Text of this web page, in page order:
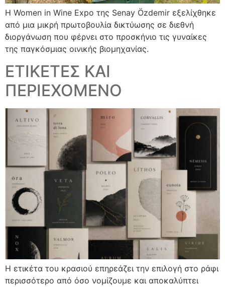
Η Women in Wine Expo της Senay Özdemir εξελίχθηκε
από μια μικρή πρωτοβουλία δικτύωσης σε διεθνή
διοργάνωση που φέρνει στο προσκήνιο τις γυναίκες
της παγκόσμιας οινικής βιομηχανίας.
ΕΤΙΚΕΤΕΣ ΚΑΙ
ΠΕΡΙΕΧΟΜΕΝΟ
Η ετικέτα του κρασιού επηρεάζει την επιλογή στο ράφι
περισσότερο από όσο νομίζουμε και αποκαλύπτει